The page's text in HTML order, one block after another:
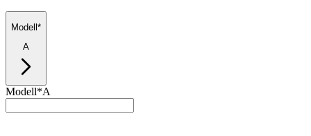
Modell*
A
Modell*A